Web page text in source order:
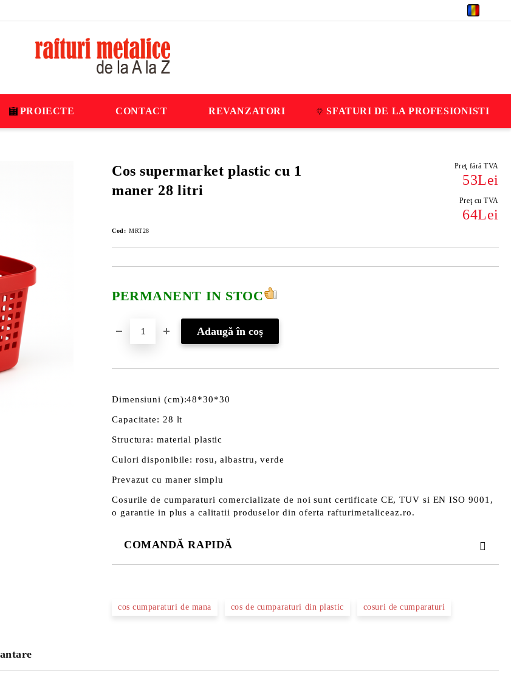
PROIECTE CONTACT REVANZATORI SFATURI DE LA PROFESIONISTI
Cos supermarket plastic cu 1
maner 28 litri
Preţ fără TVA
53Lei
Preţ cu TVA
64Lei
Cod: MRT28
PERMANENT IN STOC
Dimensiuni (cm):48*30*30
Capacitate: 28 lt
Structura: material plastic
Culori disponibile: rosu, albastru, verde
Prevazut cu maner simplu
Cosurile de cumparaturi comercializate de noi sunt certificate CE, TUV si EN ISO 9001,
o garantie in plus a calitatii produselor din oferta rafturimetaliceaz.ro.
COMANDĂ RAPIDĂ
cos cumparaturi de mana cos de cumparaturi din plastic cosuri de cumparaturi